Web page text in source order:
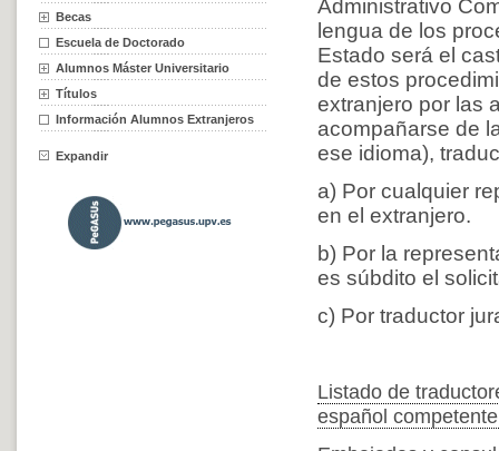
Becas
Escuela de Doctorado
Alumnos Máster Universitario
Títulos
Información Alumnos Extranjeros
Expandir
Administrativo
lengua de los
Estado será el
de estos
extranjero por las
acompañarse de
ese idioma),
a) Por cualquier
en el extranjero.
b) Por la
es súbdito el
c) Por traductor
Listado de
español